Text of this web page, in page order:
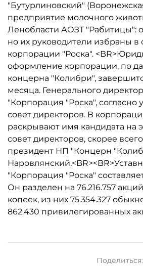
"Бутурлиновский"
предприятие молочного
Ленобласти АОЗТ "Рабитицы":
но их руководители избраны в
корпорации "Роска".
оформление корпорации, по
концерна "Колибри",
месяца. Генерального
"Корпорация "Роска", согласно
совет директоров. В
раскрывают имя кандидата на
совет директоров, скорее
президент НП "Концерн
"Корпорация "Роска"
Он разделен на 76.216.757
копеек, из них 75.354.327
862.430 привилегированных
Поделиться: